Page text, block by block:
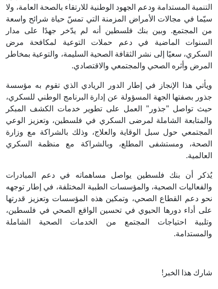
التنمية المستدامة ودعم الجهود الوطنية للارتقاء بالصحة العامة، ولا
سيّما في مجالات الأمراض المزمنة التي تمسّ حياة شرائح واسعة
من المجتمع. وبين بنك فلسطين أنه لم يدّخر جهدًا على مدار
السنوات الماضية في دعم حملات التوعية لمكافحة مرض
السكري، سعيًا إلى نشر الثقافة الصحية السليمة، والتوعية بمخاطر
المرض وأثره الصحي والمجتمعي والاقتصادي.
ويأتي هذا الإنجاز في إطار الدور الريادي الذي تقوم به مؤسسة
جذور بصفتها الجهة المسؤولة عن إدارة البرنامج الوطني للسكري،
حيث تواصل "جذور" العمل على تطوير خدمات الكشف المبكر
والمتابعة الشاملة لمرضى السكري في فلسطين، وتعزيز الوعي
المجتمعي حول سبل الوقاية والعلاج، وذلك بالشراكة مع وزارة
الصحة، ومستشفى المطلع، وبالشراكة مع منظمة السكري
العالمية.
يُذكر أن بنك فلسطين يواصل مساهماته في دعم المبادرات
والفعاليات الصحية، والمؤسسات الطبية المختلفة، في إطار توجهه
نحو دعم القطاع الصحي، وتمكين هذه المؤسسات وتعزيز قدرتها
على أداء دورها الحيوي في تحسين الواقع الصحي في فلسطين،
وتلبية احتياجات المجتمع من الخدمات الصحية الشاملة
والمستدامة.
شارك هذا الخبر!